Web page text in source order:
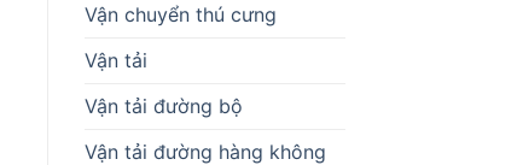
Vận chuyển thú cưng
Vận tải
Vận tải đường bộ
Vận tải đường hàng không